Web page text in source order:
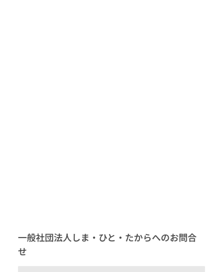
一般社団法人しま・ひと・たからへのお問合
せ